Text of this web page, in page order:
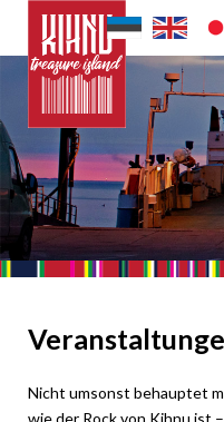
Nicht umsonst behauptet
wie der Rock von Kihnu ist